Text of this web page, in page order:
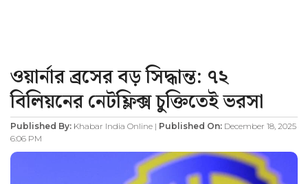
ওয়ার্নার ব্রসের বড় সিদ্ধান্ত: ৭২
বিলিয়নের নেটফ্লিক্স চুক্তিতেই ভরসা
Published By: Khabar India Online | Published On: December 18, 2025
6:06 PM